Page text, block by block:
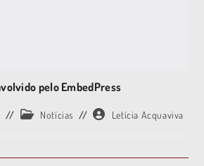
pelo EmbedPress
Notícias Letícia Acquaviva